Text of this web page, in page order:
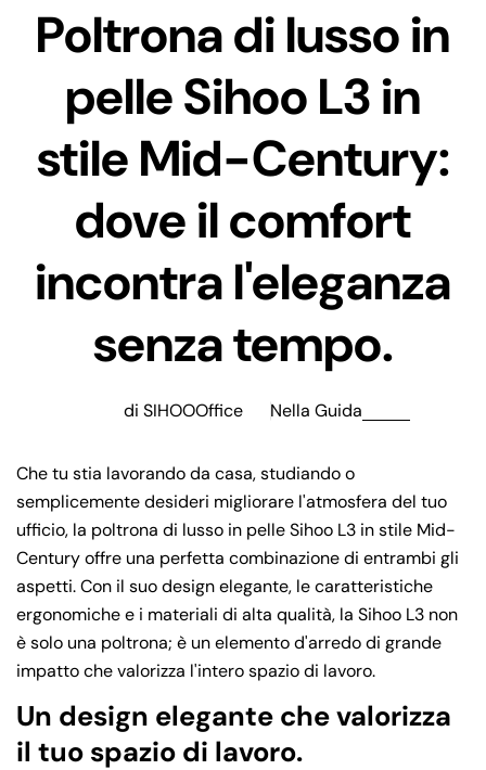
Poltrona di lusso in
pelle Sihoo L3 in
stile Mid-Century:
dove il comfort
incontra l'eleganza
senza tempo.
di SIHOOOffice Nella Guida
Che tu stia lavorando da casa, studiando o
semplicemente desideri migliorare l'atmosfera del tuo
ufficio, la poltrona di lusso in pelle Sihoo L3 in stile Mid-
Century offre una perfetta combinazione di entrambi gli
aspetti. Con il suo design elegante, le caratteristiche
ergonomiche e i materiali di alta qualità, la Sihoo L3 non
è solo una poltrona; è un elemento d'arredo di grande
impatto che valorizza l'intero spazio di lavoro.
Un design elegante che valorizza
il tuo spazio di lavoro.